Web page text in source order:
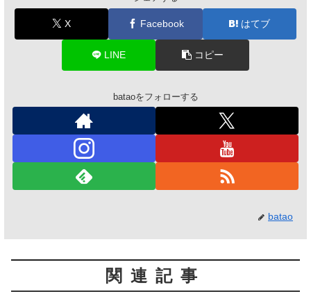
X Facebook はてブ
LINE コピー
bataoをフォローする
batao
関連記事